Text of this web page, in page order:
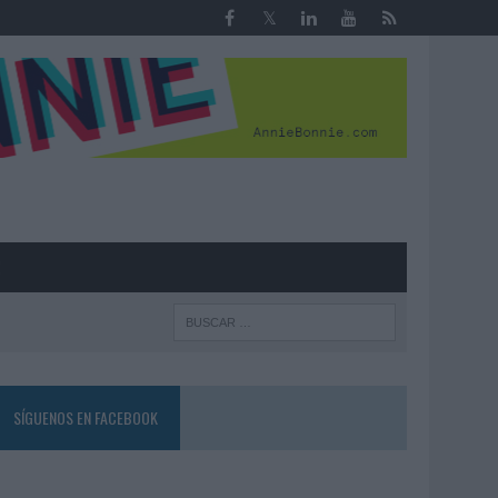
SÍGUENOS EN FACEBOOK